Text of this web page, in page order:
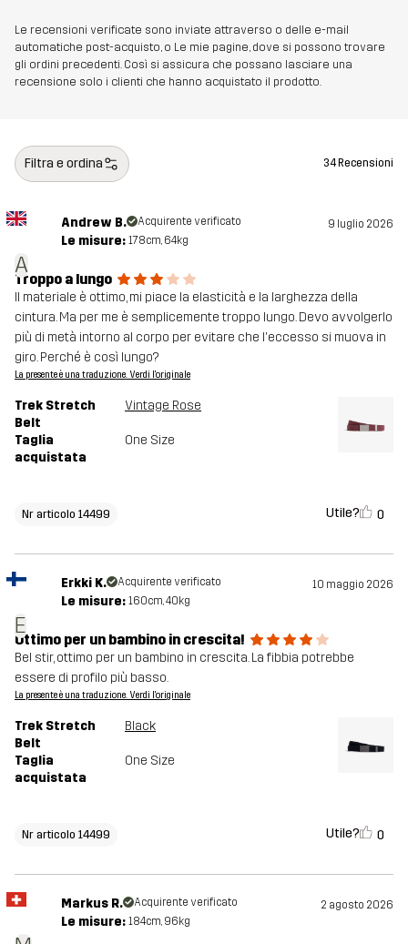
Le recensioni verificate sono inviate attraverso o delle e-mail
automatiche post-acquisto, o Le mie pagine, dove si possono trovare
gli ordini precedenti. Così si assicura che possano lasciare una
recensione solo i clienti che hanno acquistato il prodotto.
Filtra e ordina 34 Recensioni
A
Andrew B. Acquirente verificato 9 luglio 2026
Le misure: 178cm, 64kg
Troppo a lungo
Il materiale è ottimo, mi piace la elasticità e la larghezza della
cintura. Ma per me è semplicemente troppo lungo. Devo avvolgerlo
più di metà intorno al corpo per evitare che l'eccesso si muova in
giro. Perché è così lungo?
La presente è una traduzione. Verdi l'originale
Trek Stretch
Belt
Vintage Rose
Taglia
acquistata
One Size
Nr articolo 14499 Utile? 0
E
Erkki K. Acquirente verificato 10 maggio 2026
Le misure: 160cm, 40kg
Ottimo per un bambino in crescita!
Bel stir, ottimo per un bambino in crescita. La fibbia potrebbe
essere di profilo più basso.
La presente è una traduzione. Verdi l'originale
Trek Stretch
Belt
Black
Taglia
acquistata
One Size
Nr articolo 14499 Utile? 0
Markus R. Acquirente verificato 2 agosto 2026
Le misure: 184cm, 96kg